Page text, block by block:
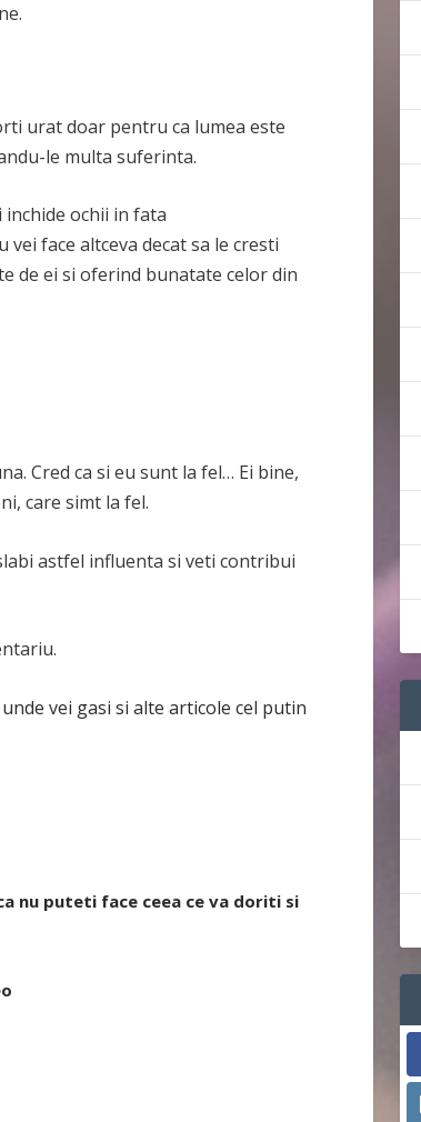
urat doar pentru ca lumea este
le multa suferinta.
inchide ochii in fata
face altceva decat sa le cresti
de ei si oferind bunatate celor din
Cred ca si eu sunt la fel… Ei bine,
care simt la fel.
astfel influenta si veti contribui
unde vei gasi si alte articole cel putin
nu puteti face ceea ce va doriti si